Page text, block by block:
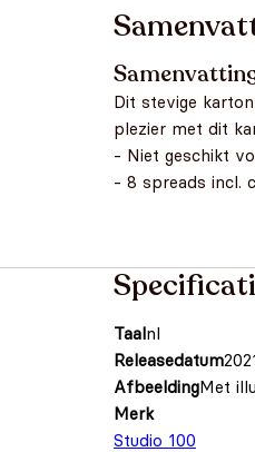
Dit stevige
plezier met dit
- Niet geschikt
- 8 spreads incl.
Taalnl
Releasedatum
AfbeeldingMet
Merk
Studio 100